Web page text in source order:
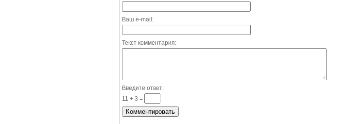
Ваш e-mail:
Текст комментария:
Введите ответ:
11 + 3 =